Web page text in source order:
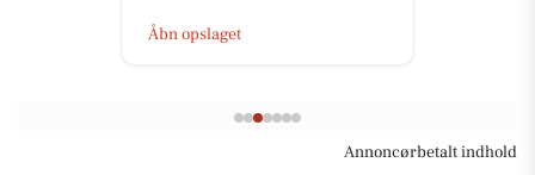
Åbn opslaget
Annoncørbetalt indhold